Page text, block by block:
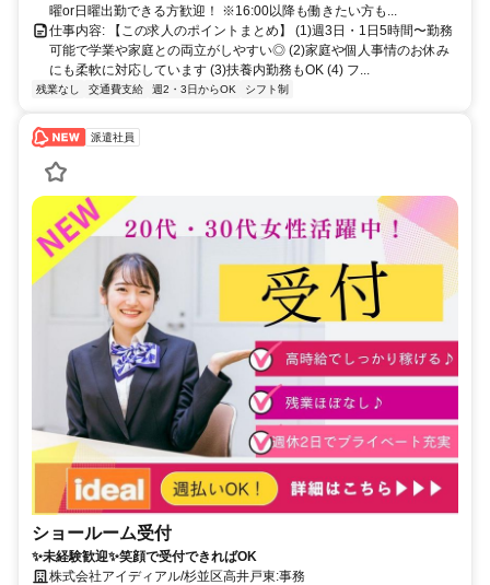
曜or日曜出勤できる方歓迎！ ※16:00以降も働きたい方も...
仕事内容: 【この求人のポイントまとめ】 (1)週3日・1日5時間〜勤務
可能で学業や家庭との両立がしやすい◎ (2)家庭や個人事情のお休み
にも柔軟に対応しています (3)扶養内勤務もOK (4) フ...
残業なし 交通費支給 週2・3日からOK シフト制
派遣社員
ショールーム受付
✨未経験歓迎✨笑顔で受付できればOK
株式会社アイディアル/杉並区高井戸東:事務